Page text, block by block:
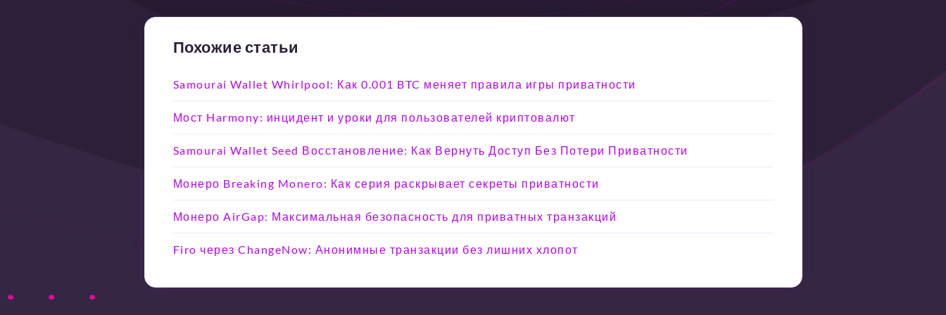
Похожие статьи
Samourai Wallet Whirlpool: Как 0.001 BTC меняет правила игры приватности
Мост Harmony: инцидент и уроки для пользователей криптовалют
Samourai Wallet Seed Восстановление: Как Вернуть Доступ Без Потери Приватности
Монеро Breaking Monero: Как серия раскрывает секреты приватности
Монеро AirGap: Максимальная безопасность для приватных транзакций
Firo через ChangeNow: Анонимные транзакции без лишних хлопот